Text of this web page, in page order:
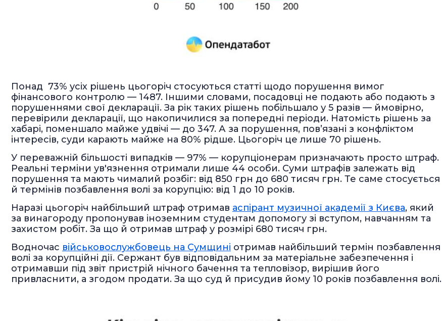
Понад 73% усіх рішень цьогоріч стосуються статті щодо порушення вимог
фінансового контролю — 1487. Іншими словами, посадовці не подають або подають з
порушеннями свої декларації. За рік таких рішень побільшало у 5 разів — ймовірно,
перевірили декларації, що накопичилися за попередні періоди. Натомість рішень за
хабарі, поменшало майже удвічі — до 347. А за порушення, пов’язані з конфліктом
інтересів, суди карають майже на 80% рідше. Цьогоріч це лише 70 рішень.
У переважній більшості випадків — 97% — корупціонерам призначають просто штраф.
Реальні терміни ув'язнення отримали лише 44 особи. Суми штрафів залежать від
порушення та мають чималий розбіг: від 850 грн до 680 тисяч грн. Те саме стосується
й термінів позбавлення волі за корупцію: від 1 до 10 років.
Наразі цьогоріч найбільший штраф отримав аспірант музичної академії з Києва, який
за винагороду пропонував іноземним студентам допомогу зі вступом, навчанням та
захистом робіт. За що й отримав штраф у розмірі 680 тисяч грн.
Водночас військовослужбовець на Сумщині отримав найбільший термін позбавлення
волі за корупційні дії. Сержант був відповідальним за матеріальне забезпечення і
отримавши під звіт пристрій нічного бачення та тепловізор, вирішив його
привласнити, а згодом продати. За що суд й присудив йому 10 років позбавлення волі.